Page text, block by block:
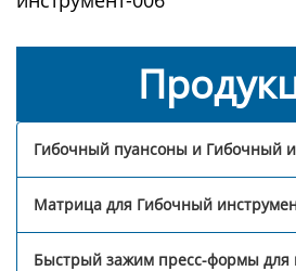
Гибочный пуансоны и Гибочный
Матрица для Гибочный
Быстрый зажим пресс-формы